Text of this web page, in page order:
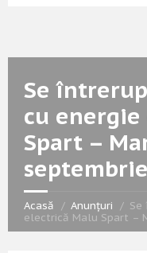
Se
cu
Spart –
Acasă Anunțuri
Se
electrică Malu Spart –